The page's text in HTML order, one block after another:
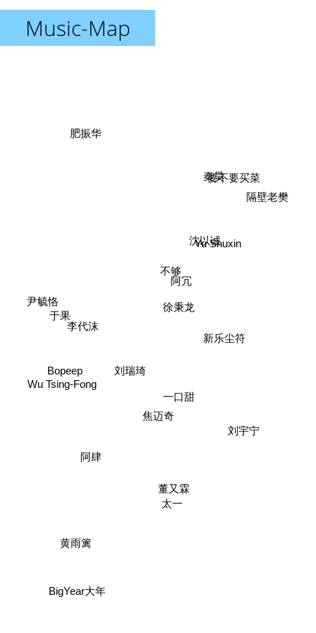
Music-Map
焦迈奇
太一
沈以诚
徐秉龙
董又霖
刘瑞琦
不够
一口甜
阿冗
Yu Shuxin
阿肆
Bopeep
Wu Tsing-Fong
李代沫
隔壁老樊
秦昊
黄雨篱
BigYear大年
新乐尘符
要不要买菜
于果
肥振华
尹毓恪